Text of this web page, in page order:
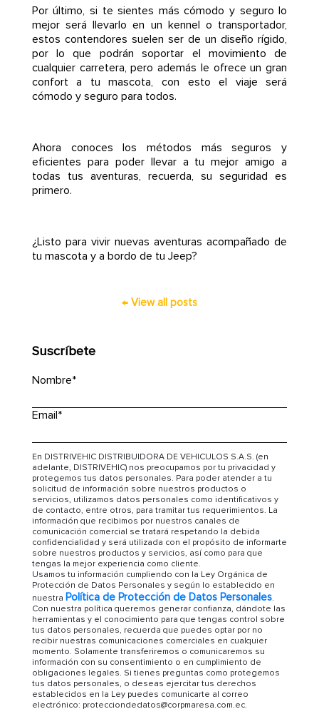
Por último, si te sientes más cómodo y seguro lo
mejor será llevarlo en un kennel o transportador,
estos contendores suelen ser de un diseño rígido,
por lo que podrán soportar el movimiento de
cualquier carretera, pero además le ofrece un gran
confort a tu mascota, con esto el viaje será
cómodo y seguro para todos.
Ahora conoces los métodos más seguros y
eficientes para poder llevar a tu mejor amigo a
todas tus aventuras, recuerda, su seguridad es
primero.
¿Listo para vivir nuevas aventuras acompañado de
tu mascota y a bordo de tu Jeep?
← View all posts
Suscríbete
Nombre*
Email*
En DISTRIVEHIC DISTRIBUIDORA DE VEHICULOS S.A.S. (en
adelante, DISTRIVEHIC) nos preocupamos por tu privacidad y
protegemos tus datos personales. Para poder atender a tu
solicitud de información sobre nuestros productos o
servicios, utilizamos datos personales como identificativos y
de contacto, entre otros, para tramitar tus requerimientos. La
información que recibimos por nuestros canales de
comunicación comercial se tratará respetando la debida
confidencialidad y será utilizada con el propósito de informarte
sobre nuestros productos y servicios, así como para que
tengas la mejor experiencia como cliente.
Usamos tu información cumpliendo con la Ley Orgánica de
Protección de Datos Personales y según lo establecido en
nuestra Política de Protección de Datos Personales.
Con nuestra política queremos generar confianza, dándote las
herramientas y el conocimiento para que tengas control sobre
tus datos personales, recuerda que puedes optar por no
recibir nuestras comunicaciones comerciales en cualquier
momento. Solamente transferiremos o comunicaremos su
información con su consentimiento o en cumplimiento de
obligaciones legales. Si tienes preguntas como protegemos
tus datos personales, o deseas ejercitar tus derechos
establecidos en la Ley puedes comunicarte al correo
electrónico: protecciondedatos@corpmaresa.com.ec.